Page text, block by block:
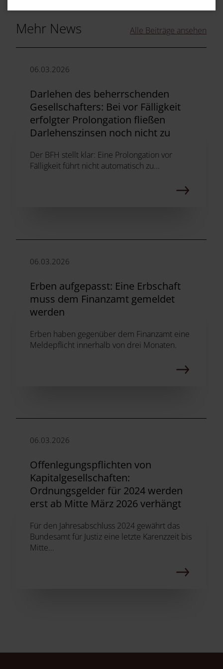
Mehr News Alle Beiträge ansehen
06.03.2026
Darlehen des beherrschenden
Gesellschafters: Bei vor Fälligkeit
erfolgter Prolongation fließen
Darlehenszinsen noch nicht zu
Der BFH stellt klar: Eine Prolongation vor
Fälligkeit führt nicht automatisch zu...
06.03.2026
Erben aufgepasst: Eine Erbschaft
muss dem Finanzamt gemeldet
werden
Erben haben gegenüber dem Finanzamt eine
Meldepflicht innerhalb von drei Monaten.
06.03.2026
Offenlegungspflichten von
Kapitalgesellschaften:
Ordnungsgelder für 2024 werden
erst ab Mitte März 2026 verhängt
Für den Jahresabschluss 2024 gewährt das
Bundesamt für Justiz eine letzte Karenzzeit bis
Mitte...